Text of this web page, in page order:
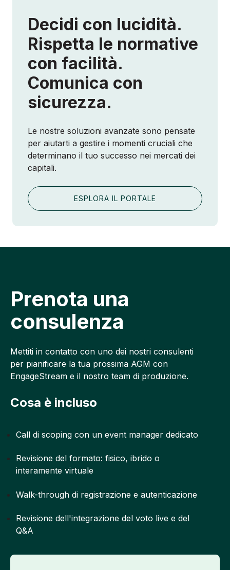
Decidi con lucidità.
Rispetta le normative
con facilità.
Comunica con
sicurezza.
Le nostre soluzioni avanzate sono pensate
per aiutarti a gestire i momenti cruciali che
determinano il tuo successo nei mercati dei
capitali.
ESPLORA IL PORTALE
Prenota una
consulenza
Mettiti in contatto con uno dei nostri consulenti
per pianificare la tua prossima AGM con
EngageStream e il nostro team di produzione.
Cosa è incluso
Call di scoping con un event manager dedicato
Revisione del formato: fisico, ibrido o
interamente virtuale
Walk-through di registrazione e autenticazione
Revisione dell'integrazione del voto live e del
Q&A